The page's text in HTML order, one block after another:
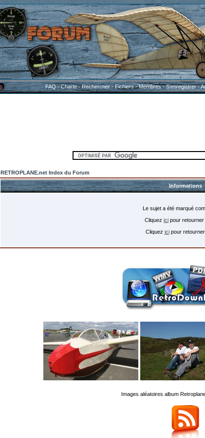
FAQ-Charte-Rechercher-Fichiers-Membres-S'enregistrer-
RETROPLANE.net Index du Forum
Informations
Le sujet a été marqué
Cliquez ici pour
Cliquez icipour
Images aléatoires album